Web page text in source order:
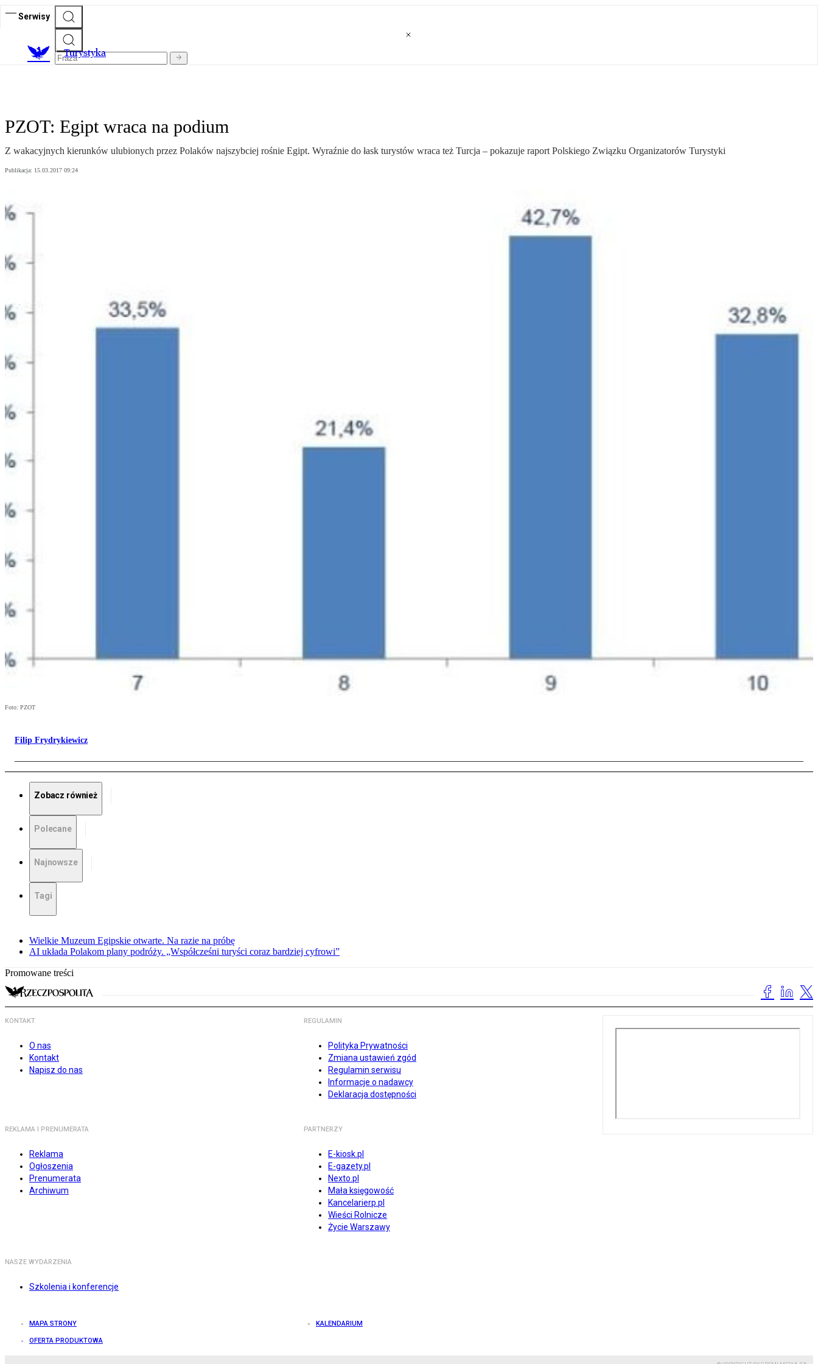
Serwisy
Turystyka
PZOT: Egipt wraca na podium
Z wakacyjnych kierunków ulubionych przez Polaków najszybciej rośnie Egipt. Wyraźnie do łask turystów wraca też Turcja – pokazuje raport Polskiego Związku Organizatorów Turystyki
Publikacja: 15.03.2017 09:24
Foto: PZOT
Filip Frydrykiewicz
Zobacz również
Polecane
Najnowsze
Tagi
Wielkie Muzeum Egipskie otwarte. Na razie na próbę
AI układa Polakom plany podróży. „Współcześni turyści coraz bardziej cyfrowi”
Promowane treści
KONTAKT
O nas
Kontakt
Napisz do nas
REGULAMIN
Polityka Prywatności
Zmiana ustawień zgód
Regulamin serwisu
Informacje o nadawcy
Deklaracja dostępności
REKLAMA I PRENUMERATA
Reklama
Ogłoszenia
Prenumerata
Archiwum
PARTNERZY
E-kiosk.pl
E-gazety.pl
Nexto.pl
Mała księgowość
Kancelarierp.pl
Wieści Rolnicze
Życie Warszawy
NASZE WYDARZENIA
Szkolenia i konferencje
MAPA STRONY KALENDARIUM
OFERTA PRODUKTOWA